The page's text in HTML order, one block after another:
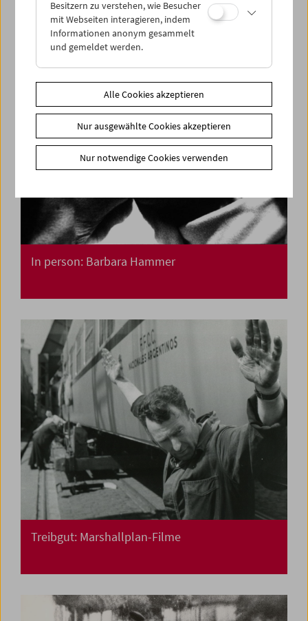
In person: Barbara Hammer
Treibgut: Marshallplan-Filme
Besitzern zu verstehen, wie Besucher
mit Webseiten interagieren, indem
Informationen anonym gesammelt
und gemeldet werden.
Alle Cookies akzeptieren
Nur ausgewählte Cookies akzeptieren
Nur notwendige Cookies verwenden